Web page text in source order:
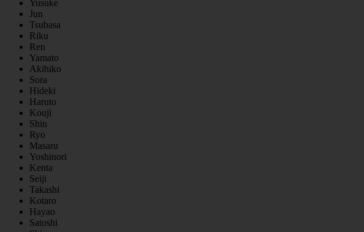
Yusuke
Jun
Tsubasa
Riku
Ren
Yamato
Akihiko
Sora
Hideki
Haruto
Kouji
Shin
Ryo
Masaru
Yoshinori
Kenta
Seiji
Takashi
Kotaro
Hayao
Satoshi